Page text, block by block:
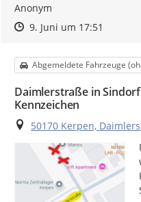
Anonym
Zeitpunkt des Erstellens
Zeitpunkt des Erstellens
9. Juni um 17:51
Kategorie
Abgemeldete Fahrzeuge
Daimlerstraße in
Kennzeichen
Ort
50170 Kerpen,